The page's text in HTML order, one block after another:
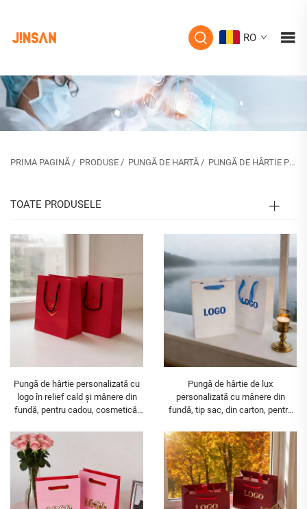
RO
PRIMA PAGINĂ / PRODUSE / PUNGĂ DE HARTĂ / PUNGĂ DE HÂRTIE PENTRU BIJUTERII
TOATE PRODUSELE
Pungă de hârtie personalizată cu
logo în relief cald și mânere din
fundă, pentru cadou, cosmetică,
Pungă de hârtie de lux
personalizată cu mânere din
fundă, tip sac, din carton, pentru
personalizată pentru bijuterii